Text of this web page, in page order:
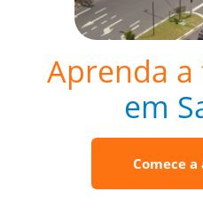
Aprenda a
em
Comece